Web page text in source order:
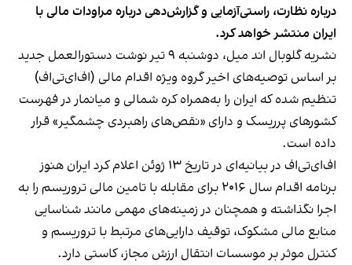
درباره نظارت، راستی‌آزمایی و گزارش‌‌دهی درباره مراودات مالی با
ایران منتشر خواهد کرد.
نشریه گلوبال اند میل، دوشنبه ۹ تیر نوشت دستورالعمل جدید
بر اساس توصیه‌های اخیر گروه ویژه اقدام مالی (اف‌ای‌تی‌اف)
تنظیم شده که ایران را به‌همراه کره شمالی و میانمار در فهرست
کشورهای پرریسک و دارای «نقص‌های راهبردی چشمگیر» قرار
داده است.
اف‌ای‌تی‌اف در بیانیه‌ای در تاریخ ۱۳ ژوئن اعلام کرد ایران هنوز
برنامه اقدام سال ۲۰۱۶ برای مقابله با تامین مالی تروریسم را به
اجرا نگذاشته و همچنان در زمینه‌های مهمی مانند شناسایی
منابع مالی مشکوک، توقیف دارایی‌های مرتبط با تروریسم و
کنترل موثر بر موسسات انتقال ارزش مجاز، کاستی دارد.